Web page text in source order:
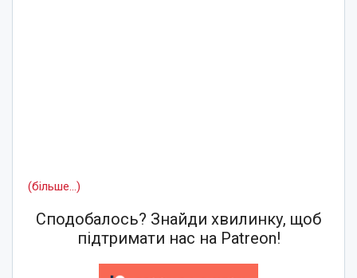
(більше…)
Сподобалось? Знайди хвилинку, щоб
підтримати нас на Patreon!